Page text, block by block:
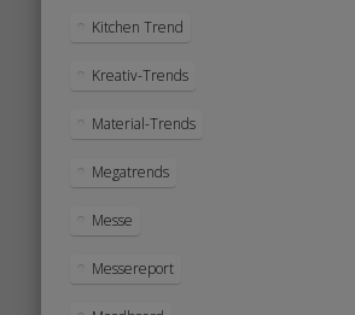
Kitchen Trend
Kreativ-Trends
Material-Trends
Megatrends
Messe
Messereport